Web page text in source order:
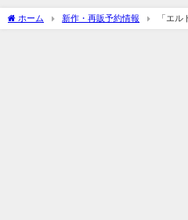
ホーム 新作・再販予約情報
「エ
版 (The Quest for El Dorado： The Golden